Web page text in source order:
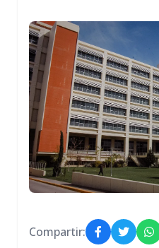
Compartir: